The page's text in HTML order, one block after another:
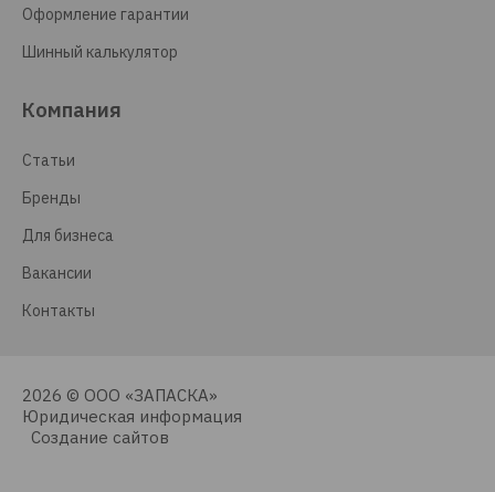
Оформление гарантии
Шинный калькулятор
Компания
Статьи
Бренды
Для бизнеса
Вакансии
Контакты
2026 © ООО «ЗАПАСКА»
Юридическая информация
Создание сайтов